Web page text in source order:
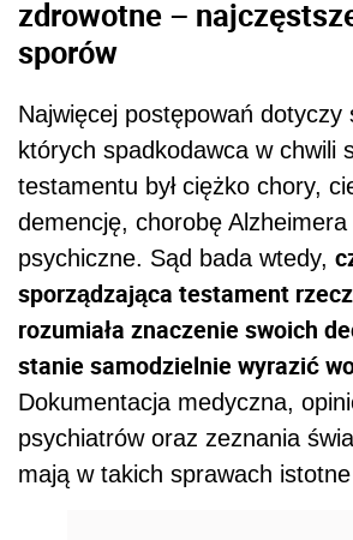
zdrowotne –
sporów
Najwięcej postępowań dotyczy
których spadkodawca w chwili
testamentu był ciężko chory,
demencję, chorobę
psychiczne. Sąd bada wtedy,
sporządzająca testament
rozumiała znaczenie swoich
stanie samodzielnie wyrazić
Dokumentacja medyczna,
psychiatrów oraz zeznania
mają w takich sprawach